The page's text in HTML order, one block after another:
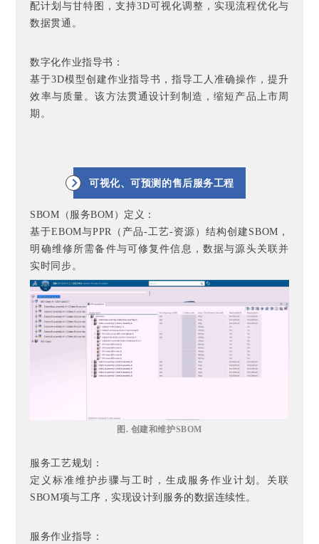
配计划与甘特图，支持3D可视化调整，实现流程优化与
数据贯通。
数字化作业指导书：
基于3D模型创建作业指导书，指导工人准确操作，提升
效率与质量。该方法贯通设计到制造，缩短产品上市周
期。
可视化、可预测的售后服务工程
SBOM（服务BOM）定义：
基于EBOM与PPR（产品-工艺-资源）结构创建SBOM，
明确维修所需备件与可修复件信息，数据与源头关联并
实时同步。
图. 创建和维护SBOM
服务工艺规划：
定义标准维护步骤与工时，生成服务作业计划。关联
SBOM项与工序，实现设计到服务的数据连续性。
服务作业指导：